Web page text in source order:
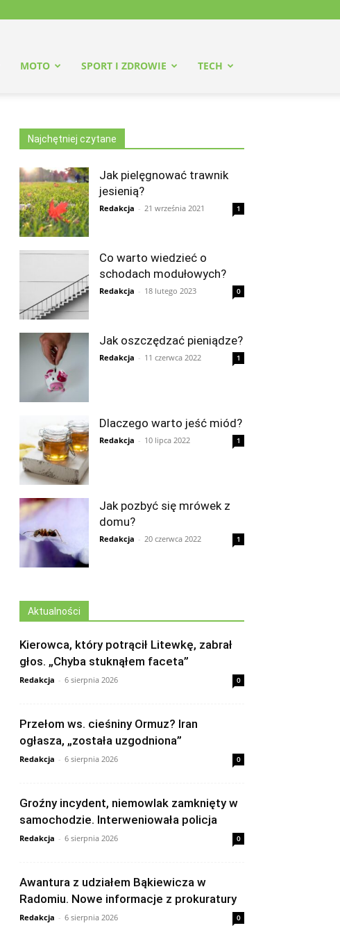
MOTO SPORT I ZDROWIE TECH
Najchętniej czytane
Jak pielęgnować trawnik
jesienią?
Redakcja - 21 września 2021 1
Co warto wiedzieć o
schodach modułowych?
Redakcja - 18 lutego 2023 0
Jak oszczędzać pieniądze?
Redakcja - 11 czerwca 2022 1
Dlaczego warto jeść miód?
Redakcja - 10 lipca 2022 1
Jak pozbyć się mrówek z
domu?
Redakcja - 20 czerwca 2022 1
Aktualności
Kierowca, który potrącił Litewkę, zabrał
głos. „Chyba stuknąłem faceta”
Redakcja - 6 sierpnia 2026 0
Przełom ws. cieśniny Ormuz? Iran
ogłasza, „została uzgodniona”
Redakcja - 6 sierpnia 2026 0
Groźny incydent, niemowlak zamknięty w
samochodzie. Interweniowała policja
Redakcja - 6 sierpnia 2026 0
Awantura z udziałem Bąkiewicza w
Radomiu. Nowe informacje z prokuratury
Redakcja - 6 sierpnia 2026 0